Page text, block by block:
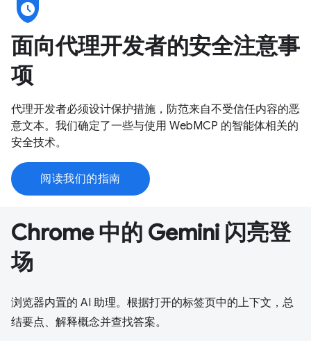
safety_check
面向代理开发者的安全注意事
项
代理开发者必须设计保护措施，防范来自不受信任内容的恶
意文本。我们确定了一些与使用 WebMCP 的智能体相关的
安全技术。
阅读我们的指南
Chrome 中的 Gemini 闪亮登
场
浏览器内置的 AI 助理。根据打开的标签页中的上下文，总
结要点、解释概念并查找答案。